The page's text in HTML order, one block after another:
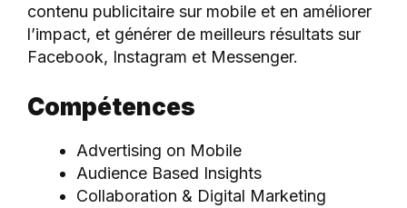
contenu publicitaire sur mobile et en améliorer
l’impact, et générer de meilleurs résultats sur
Facebook, Instagram et Messenger.
Compétences
Advertising on Mobile
Audience Based Insights
Collaboration & Digital Marketing